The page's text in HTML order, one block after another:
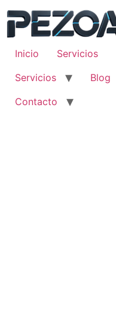
contenido
Inicio
Servicios
Servicios
Blog
Contacto